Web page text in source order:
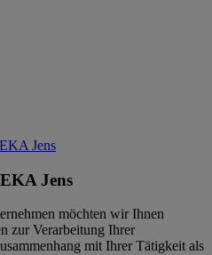
Jens
Jens
möchten wir Ihnen
zur Verarbeitung Ihrer
mit Ihrer Tätigkeit als